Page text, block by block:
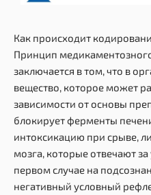
Как происходит
Принцип
заключается в том, что в
вещество, которое может
зависимости от основы
блокирует ферменты
интоксикацию при срыве,
мозга, которые отвечают
первом случае на
негативный условный